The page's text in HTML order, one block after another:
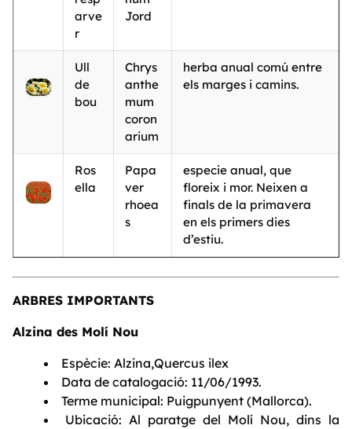
arve
r
Jord
Ull
de
bou
Chrys
anthe
mum
coron
arium
herba anual comú entre
els marges i camins.
Ros
ella
Papa
ver
rhoea
s
especie anual, que
floreix i mor. Neixen a
finals de la primavera
en els primers dies
d’estiu.
ARBRES IMPORTANTS
Alzina des Molí Nou
Espècie: Alzina,Quercus ilex
Data de catalogació: 11/06/1993.
Terme municipal: Puigpunyent (Mallorca).
Ubicació: Al paratge del Molí Nou, dins la